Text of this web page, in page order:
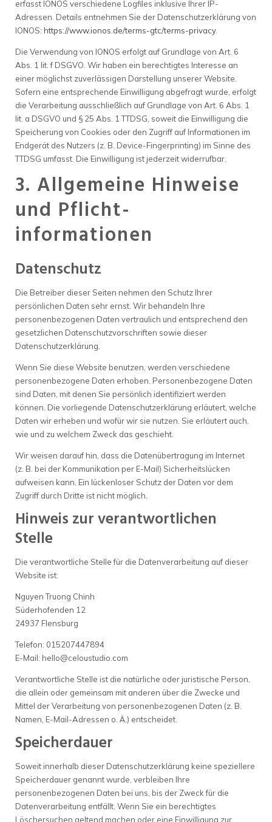
erfasst IONOS verschiedene Logfiles inklusive Ihrer IP-
Adressen. Details entnehmen Sie der Datenschutzerklärung von
IONOS: https://www.ionos.de/terms-gtc/terms-privacy.
Die Verwendung von IONOS erfolgt auf Grundlage von Art. 6
Abs. 1 lit. f DSGVO. Wir haben ein berechtigtes Interesse an
einer möglichst zuverlässigen Darstellung unserer Website.
Sofern eine entsprechende Einwilligung abgefragt wurde, erfolgt
die Verarbeitung ausschließlich auf Grundlage von Art. 6 Abs. 1
lit. a DSGVO und § 25 Abs. 1 TTDSG, soweit die Einwilligung die
Speicherung von Cookies oder den Zugriff auf Informationen im
Endgerät des Nutzers (z. B. Device-Fingerprinting) im Sinne des
TTDSG umfasst. Die Einwilligung ist jederzeit widerrufbar.
3. Allgemeine Hinweise
und Pflicht­
informationen
Datenschutz
Die Betreiber dieser Seiten nehmen den Schutz Ihrer
persönlichen Daten sehr ernst. Wir behandeln Ihre
personenbezogenen Daten vertraulich und entsprechend den
gesetzlichen Datenschutzvorschriften sowie dieser
Datenschutzerklärung.
Wenn Sie diese Website benutzen, werden verschiedene
personenbezogene Daten erhoben. Personenbezogene Daten
sind Daten, mit denen Sie persönlich identifiziert werden
können. Die vorliegende Datenschutzerklärung erläutert, welche
Daten wir erheben und wofür wir sie nutzen. Sie erläutert auch,
wie und zu welchem Zweck das geschieht.
Wir weisen darauf hin, dass die Datenübertragung im Internet
(z. B. bei der Kommunikation per E-Mail) Sicherheitslücken
aufweisen kann. Ein lückenloser Schutz der Daten vor dem
Zugriff durch Dritte ist nicht möglich.
Hinweis zur verantwortlichen
Stelle
Die verantwortliche Stelle für die Datenverarbeitung auf dieser
Website ist:
Nguyen Truong Chinh
Süderhofenden 12
24937 Flensburg
Telefon: 015207447894
E-Mail: hello@celoustudio.com
Verantwortliche Stelle ist die natürliche oder juristische Person,
die allein oder gemeinsam mit anderen über die Zwecke und
Mittel der Verarbeitung von personenbezogenen Daten (z. B.
Namen, E-Mail-Adressen o. Ä.) entscheidet.
Speicherdauer
Soweit innerhalb dieser Datenschutzerklärung keine speziellere
Speicherdauer genannt wurde, verbleiben Ihre
personenbezogenen Daten bei uns, bis der Zweck für die
Datenverarbeitung entfällt. Wenn Sie ein berechtigtes
Löschersuchen geltend machen oder eine Einwilligung zur